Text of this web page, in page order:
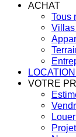
ACHAT
Tous
Villas
VOTRE